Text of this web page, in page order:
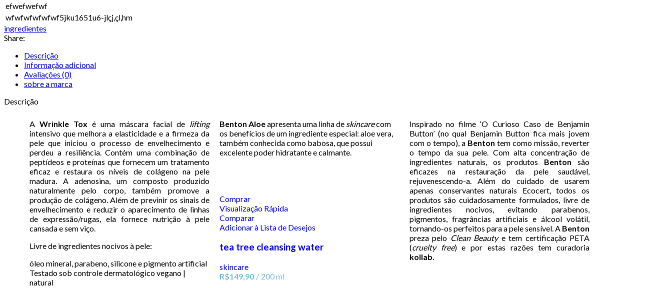
efwefwefwf
wfwfwfwfwfwf5jku1651u6-jlçj,çl,hm
ingredientes
Share:
Descrição
Informação adicional
Avaliações (0)
sobre a marca
Descrição
A Wrinkle Tox é uma máscara facial de lifting
intensivo que melhora a elasticidade e a firmeza da
pele que iniciou o processo de envelhecimento e
perdeu a resiliência. Contém uma combinação de
peptídeos e proteínas que fornecem um tratamento
eficaz e restaura os níveis de colágeno na pele
madura. A adenosina, um composto produzido
naturalmente pelo corpo, também promove a
produção de colágeno. Além de previnir os sinais de
envelhecimento e reduzir o aparecimento de linhas
de expressão/rugas, ela fornece nutrição à pele
cansada e sem viço.
Livre de ingredientes nocivos à pele:
óleo mineral, parabeno, silicone e pigmento artificial
Testado sob controle dermatológico vegano |
natural
Benton Aloeapresenta uma linha de skincarecom
os benefícios de um ingrediente especial: aloe vera,
também conhecida como babosa, que possui
excelente poder hidratante e calmante.
Comprar
Visualização Rápida
Comparar
Adicionar à Lista de Desejos
tea tree cleansing water
skincare
R$149,90 200 ml
Inspirado no filme ‘O Curioso Caso de Benjamin
Button’ (no qual Benjamin Button fica mais jovem
com o tempo), a Benton tem como missão, reverter
o tempo da sua pele. Com alta concentração de
ingredientes naturais, os produtos Benton são
eficazes na restauração da pele saudável,
rejuvenescendo-a. Além do cuidado de usarem
apenas conservantes naturais Ecocert, todos os
produtos são cuidadosamente formulados, livre de
ingredientes nocivos, evitando parabenos,
pigmentos, fragrâncias artificiais e álcool volátil,
tornando-os perfeitos para a pele sensível. A Benton
preza pelo Clean Beautye tem certificação PETA
(cruelty free) e por estas razões tem curadoria
kollab.